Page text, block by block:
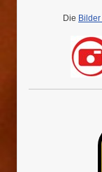
Die Bilder